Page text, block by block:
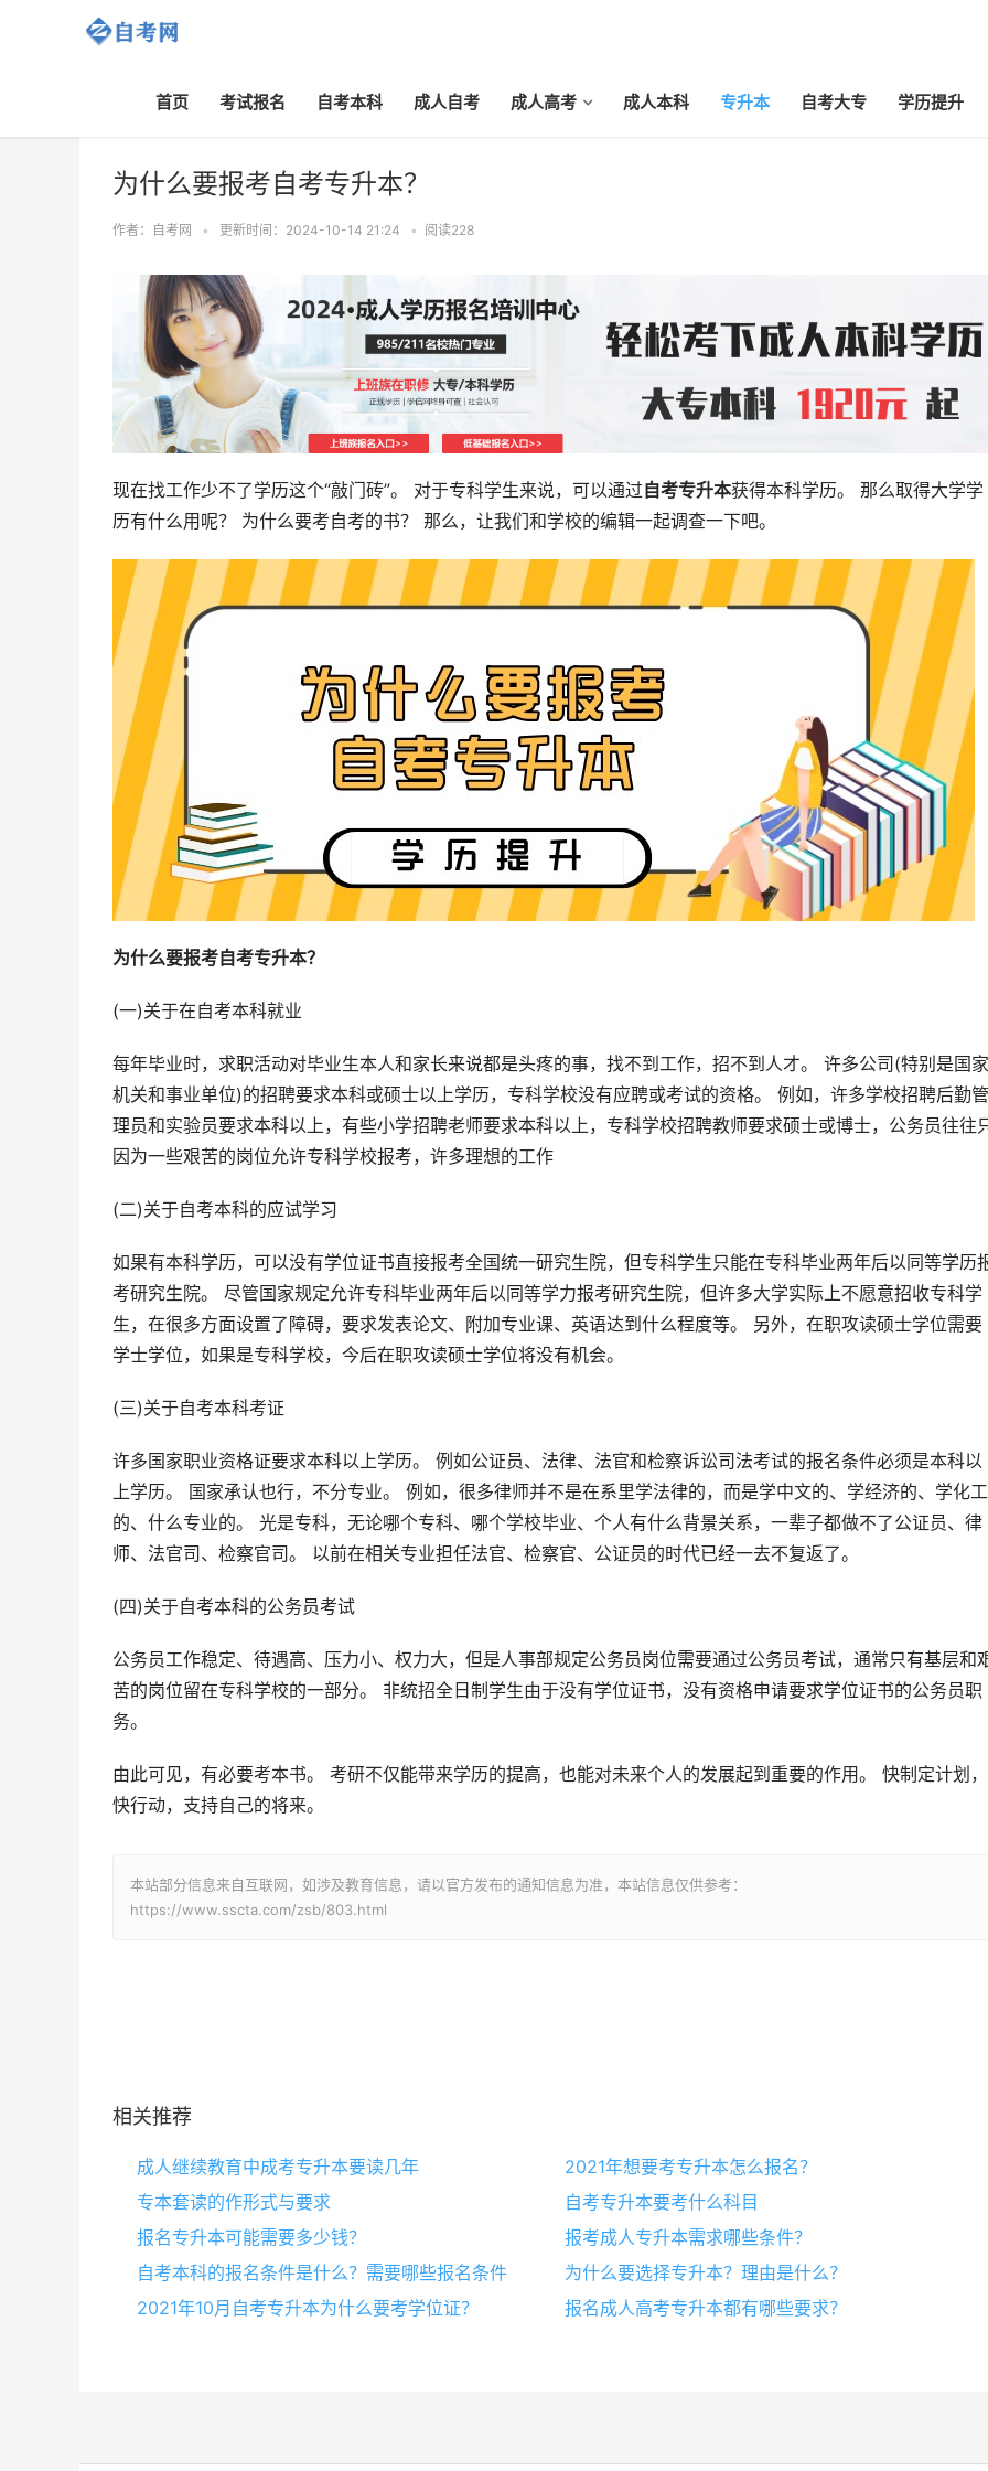
首页 考试报名 自考本科 成人自考 成人高考 成人本科 专升本 自考大专 学历提升
主页>专升本 >
为什么要报考自考专升本？
作者：自考网 • 更新时间：2024-10-14 21:24 • 阅读228
现在找工作少不了学历这个“敲门砖”。 对于专科学生来说，可以通过 自考专升本获得本科学历。 那么取得大学学
历有什么用呢？ 为什么要考自考的书？ 那么，让我们和学校的编辑一起调查一下吧。
为什么要报考自考专升本？
(一)关于在自考本科就业
每年毕业时，求职活动对毕业生本人和家长来说都是头疼的事，找不到工作，招不到人才。 许多公司(特别是国家
机关和事业单位)的招聘要求本科或硕士以上学历，专科学校没有应聘或考试的资格。 例如，许多学校招聘后勤管
理员和实验员要求本科以上，有些小学招聘老师要求本科以上，专科学校招聘教师要求硕士或博士，公务员往往
因为一些艰苦的岗位允许专科学校报考，许多理想的工作
(二)关于自考本科的应试学习
如果有本科学历，可以没有学位证书直接报考全国统一研究生院，但专科学生只能在专科毕业两年后以同等学历
考研究生院。 尽管国家规定允许专科毕业两年后以同等学力报考研究生院，但许多大学实际上不愿意招收专科学
生，在很多方面设置了障碍，要求发表论文、附加专业课、英语达到什么程度等。 另外，在职攻读硕士学位需要
学士学位，如果是专科学校，今后在职攻读硕士学位将没有机会。
(三)关于自考本科考证
许多国家职业资格证要求本科以上学历。 例如公证员、法律、法官和检察诉讼司法考试的报名条件必须是本科以
上学历。 国家承认也行，不分专业。 例如，很多律师并不是在系里学法律的，而是学中文的、学经济的、学化工
的、什么专业的。 光是专科，无论哪个专科、哪个学校毕业、个人有什么背景关系，一辈子都做不了公证员、律
师、法官司、检察官司。 以前在相关专业担任法官、检察官、公证员的时代已经一去不复返了。
(四)关于自考本科的公务员考试
公务员工作稳定、待遇高、压力小、权力大，但是人事部规定公务员岗位需要通过公务员考试，通常只有基层和
苦的岗位留在专科学校的一部分。 非统招全日制学生由于没有学位证书，没有资格申请要求学位证书的公务员职
务。
由此可见，有必要考本书。 考研不仅能带来学历的提高，也能对未来个人的发展起到重要的作用。 快制定计划，
快行动，支持自己的将来。
本站部分信息来自互联网，如涉及教育信息，请以官方发布的通知信息为准，本站信息仅供参考：
https://www.sscta.com/zsb/803.html
相关推荐
成人继续教育中成考专升本要读几年
2021年想要考专升本怎么报名？
专本套读的作形式与要求
自考专升本要考什么科目
报名专升本可能需要多少钱？
报考成人专升本需求哪些条件？
自考本科的报名条件是什么？需要哪些报名条件
为什么要选择专升本？理由是什么？
2021年10月自考专升本为什么要考学位证？
报名成人高考专升本都有哪些要求？